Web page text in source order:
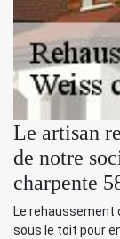
Le artisan
de notre
charpente
Le rehaussement
sous le toit pour